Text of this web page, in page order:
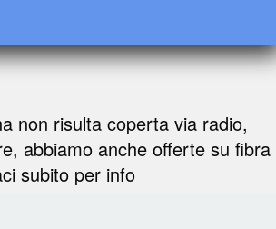
non risulta coperta via radio,
abbiamo anche offerte su fibra
subito per info